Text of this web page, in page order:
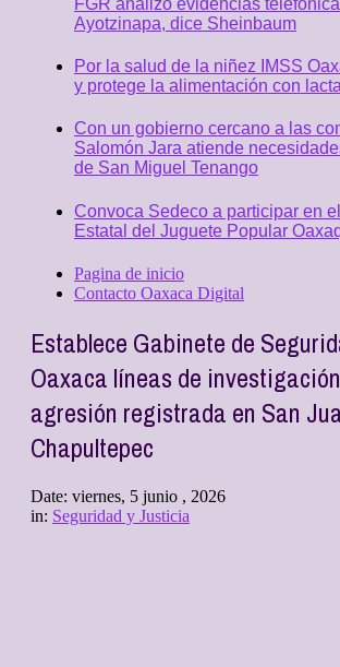
Ayotzinapa, dice Sheinbaum
Por la salud de la niñez IMSS
y protege la alimentación con
Con un gobierno cercano a las
Salomón Jara atiende
de San Miguel Tenango
Convoca Sedeco a participar en
Estatal del Juguete Popular
Pagina de inicio
Contacto Oaxaca Digital
Establece Gabinete de
Oaxaca líneas de
agresión registrada en San
Chapultepec
Date: viernes, 5 junio , 2026
in: Seguridad y Justicia